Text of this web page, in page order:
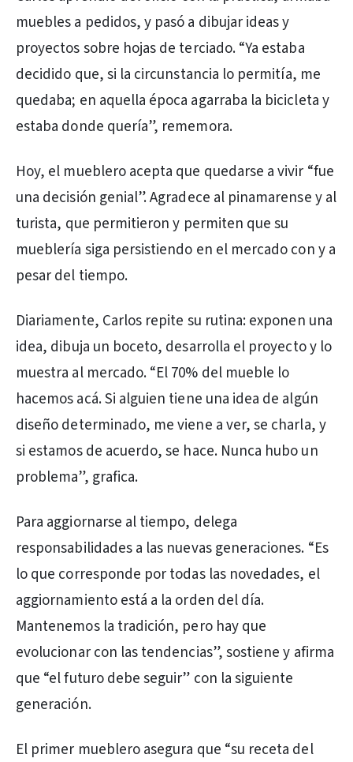
muebles a pedidos, y pasó a dibujar ideas y
proyectos sobre hojas de terciado. “Ya estaba
decidido que, si la circunstancia lo permitía, me
quedaba; en aquella época agarraba la bicicleta y
estaba donde quería”, rememora.
Hoy, el mueblero acepta que quedarse a vivir “fue
una decisión genial”. Agradece al pinamarense y al
turista, que permitieron y permiten que su
mueblería siga persistiendo en el mercado con y a
pesar del tiempo.
Diariamente, Carlos repite su rutina: exponen una
idea, dibuja un boceto, desarrolla el proyecto y lo
muestra al mercado. “El 70% del mueble lo
hacemos acá. Si alguien tiene una idea de algún
diseño determinado, me viene a ver, se charla, y
si estamos de acuerdo, se hace. Nunca hubo un
problema”, grafica.
Para aggiornarse al tiempo, delega
responsabilidades a las nuevas generaciones. “Es
lo que corresponde por todas las novedades, el
aggiornamiento está a la orden del día.
Mantenemos la tradición, pero hay que
evolucionar con las tendencias”, sostiene y afirma
que “el futuro debe seguir” con la siguiente
generación.
El primer mueblero asegura que “su receta del